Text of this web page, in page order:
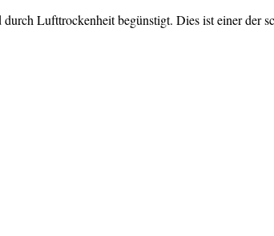
Lufttrockenheit begünstigt. Dies ist einer der